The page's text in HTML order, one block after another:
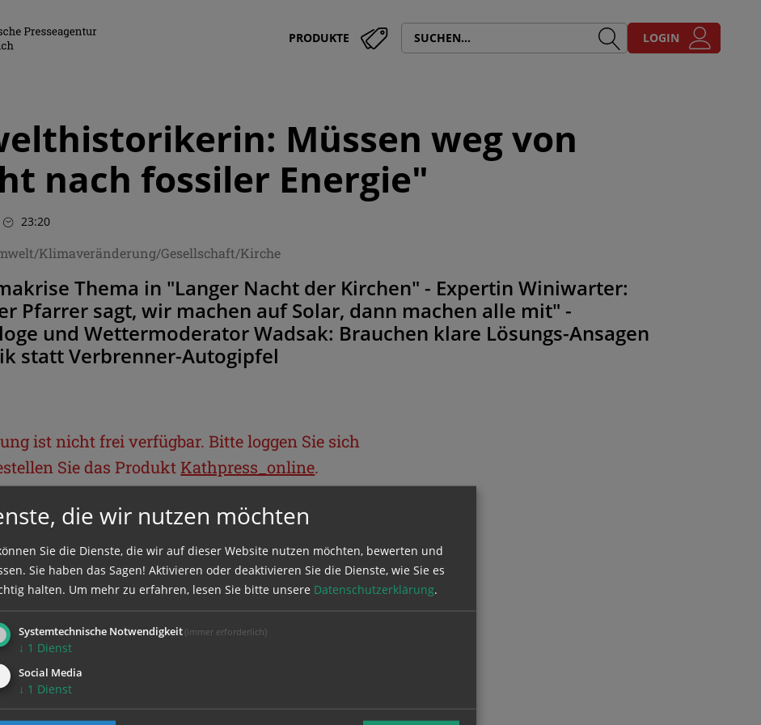
PRODUKTE LOGIN
Müssen weg von
nach fossiler Energie"
23:20
Klimaveränderung/Gesellschaft/Kirche
Thema in "Langer Nacht der Kirchen" - Expertin Winiwarter:
Pfarrer sagt, wir machen auf Solar, dann machen alle mit" -
und Wettermoderator Wadsak: Brauchen klare Lösungs-Ansagen
statt Verbrenner-Autogipfel
ist nicht frei verfügbar. Bitte loggen Sie sich
Sie das Produkt Kathpress_online.
BEREICH
Sie sich mit Ihrem Benutzernamen und
die wir nutzen möchten
Sie die Dienste, die wir auf dieser Website nutzen möchten, bewerten und
Sie haben das Sagen! Aktivieren oder deaktivieren Sie die Dienste, wie Sie es
halten. Um mehr zu erfahren, lesen Sie bitte unsere Datenschutzerklärung.
Systemtechnische Notwendigkeit (immer erforderlich)
↓ 1 Dienst
Social Media
↓ 1 Dienst